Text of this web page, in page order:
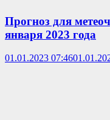
Прогноз для
января 2023 года
01.01.2023 07:46